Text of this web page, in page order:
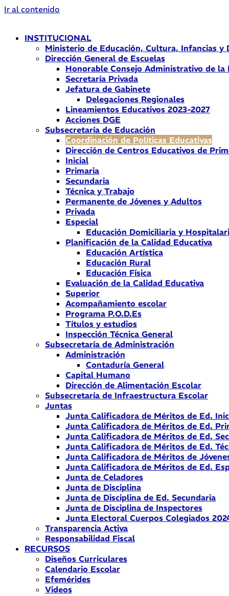
Ir al contenido
INSTITUCIONAL
Ministerio de Educación, Cultura, Infancias y
Dirección General de Escuelas
Honorable Consejo Administrativo de la
Secretaría Privada
Jefatura de Gabinete
Delegaciones Regionales
Lineamientos Educativos 2023-2027
Acciones DGE
Subsecretaría de Educación
Coordinación de Políticas Educativas
Dirección de Centros Educativos de
Inicial
Primaria
Secundaria
Técnica y Trabajo
Permanente de Jóvenes y Adultos
Privada
Especial
Educación Domiciliaria y
Planificación de la Calidad Educativa
Educación Artística
Educación Rural
Educación Física
Evaluación de la Calidad Educativa
Superior
Acompañamiento escolar
Programa P.O.D.Es
Títulos y estudios
Inspección Técnica General
Subsecretaría de Administración
Administración
Contaduría General
Capital Humano
Dirección de Alimentación Escolar
Subsecretaría de Infraestructura Escolar
Juntas
Junta Calificadora de Méritos de Ed.
Junta Calificadora de Méritos de Ed.
Junta Calificadora de Méritos de Ed.
Junta Calificadora de Méritos de Ed.
Junta Calificadora de Méritos de
Junta Calificadora de Méritos de Ed.
Junta de Celadores
Junta de Disciplina
Junta de Disciplina de Ed. Secundaria
Junta de Disciplina de Inspectores
Junta Electoral Cuerpos Colegiados
Transparencia Activa
Responsabilidad Fiscal
RECURSOS
Diseños Curriculares
Calendario Escolar
Efemérides
Videos